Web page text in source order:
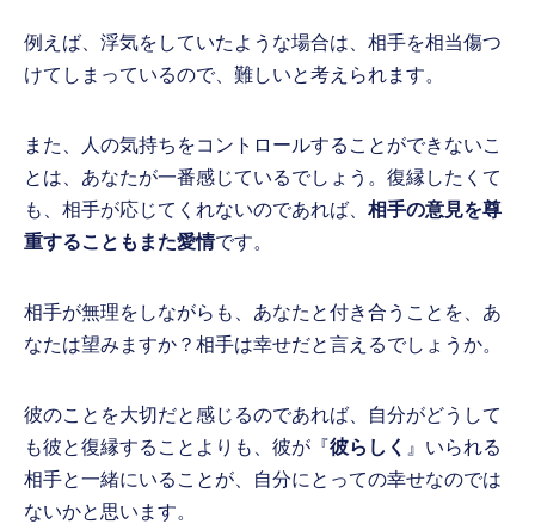
例えば、浮気をしていたような場合は、相手を相当傷つ
けてしまっているので、難しいと考えられます。
また、人の気持ちをコントロールすることができないこ
とは、あなたが一番感じているでしょう。復縁したくて
も、相手が応じてくれないのであれば、相手の意見を尊
重することもまた愛情です。
相手が無理をしながらも、あなたと付き合うことを、あ
なたは望みますか？相手は幸せだと言えるでしょうか。
彼のことを大切だと感じるのであれば、自分がどうして
も彼と復縁することよりも、彼が『彼らしく 』いられる
相手と一緒にいることが、自分にとっての幸せなのでは
ないかと思います。